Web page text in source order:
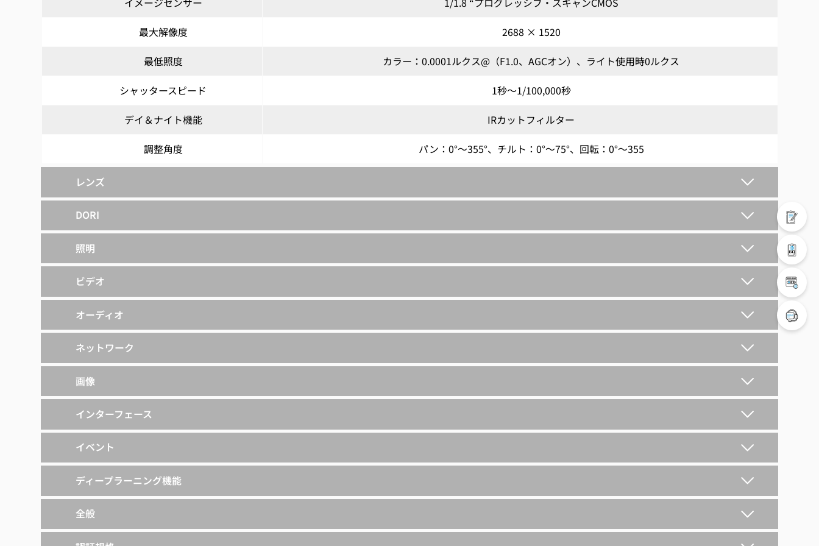
イメージセンサー 1/1.8 “プログレッシブ・スキャンCMOS
最大解像度 2688 × 1520
最低照度 カラー：0.0001ルクス@（F1.0、AGCオン）、ライト使用時0ルクス
シャッタースピード 1秒～1/100,000秒
デイ＆ナイト機能 IRカットフィルター
調整角度 パン：0°～355°、チルト：0°～75°、回転：0°～355
レンズ
DORI
照明
ビデオ
オーディオ
ネットワーク
画像
インターフェース
イベント
ディープラーニング機能
全般